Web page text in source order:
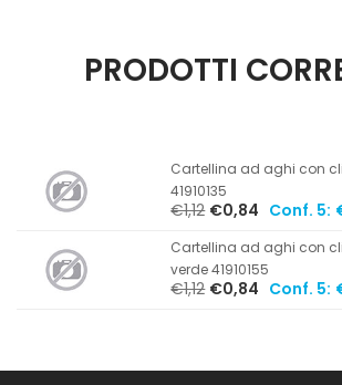
PRODOTTI
Cartellina ad aghi con
41910135
€1,12 €0,84 Conf. 5:
Cartellina ad aghi con
verde 41910155
€1,12 €0,84 Conf. 5: